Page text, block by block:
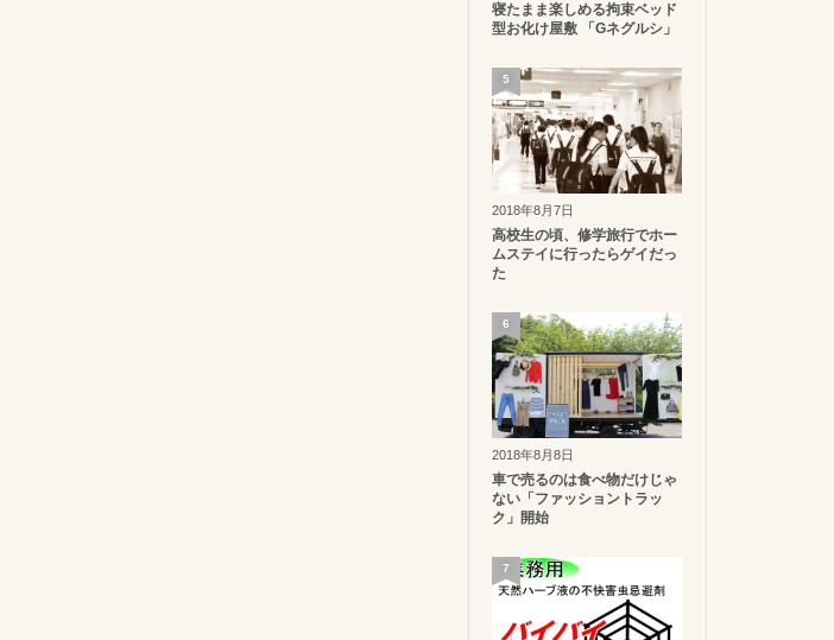
寝たまま楽しめる拘束ベッド
型お化け屋敷 「Gネグルシ」
2018年8月7日
高校生の頃、修学旅行でホー
ムステイに行ったらゲイだっ
た
5
2018年8月8日
車で売るのは食べ物だけじゃ
ない「ファッショントラッ
ク」開始
6
7